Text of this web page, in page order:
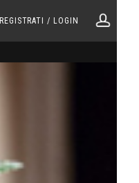
REGISTRATI / LOGIN